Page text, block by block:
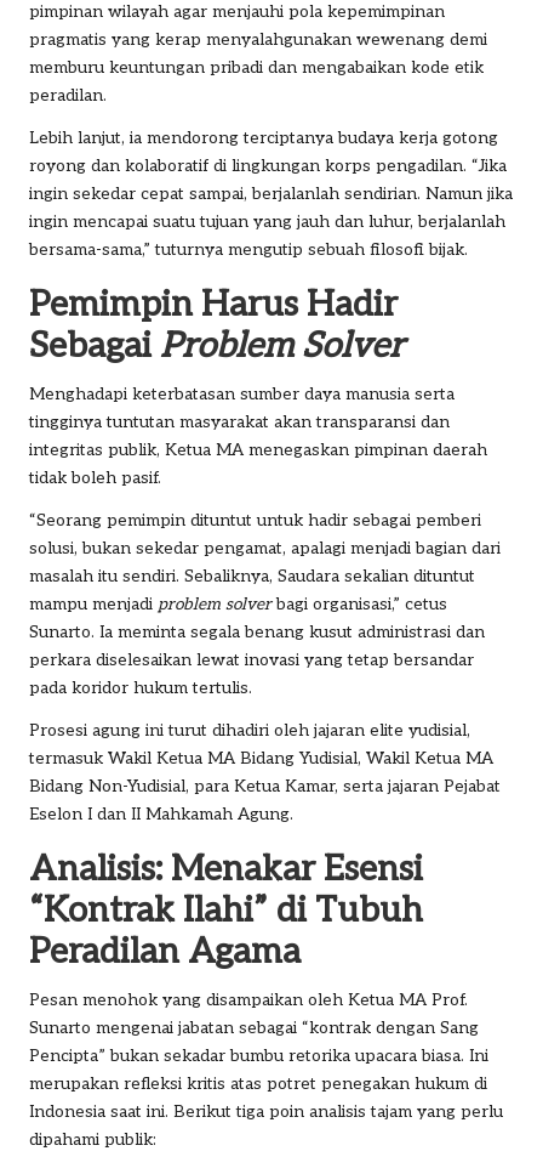
pimpinan wilayah agar menjauhi pola kepemimpinan
pragmatis yang kerap menyalahgunakan wewenang demi
memburu keuntungan pribadi dan mengabaikan kode etik
peradilan.
Lebih lanjut, ia mendorong terciptanya budaya kerja gotong
royong dan kolaboratif di lingkungan korps pengadilan. “Jika
ingin sekedar cepat sampai, berjalanlah sendirian. Namun jika
ingin mencapai suatu tujuan yang jauh dan luhur, berjalanlah
bersama-sama,” tuturnya mengutip sebuah filosofi bijak.
Pemimpin Harus Hadir
Sebagai Problem Solver
Menghadapi keterbatasan sumber daya manusia serta
tingginya tuntutan masyarakat akan transparansi dan
integritas publik, Ketua MA menegaskan pimpinan daerah
tidak boleh pasif.
“Seorang pemimpin dituntut untuk hadir sebagai pemberi
solusi, bukan sekedar pengamat, apalagi menjadi bagian dari
masalah itu sendiri. Sebaliknya, Saudara sekalian dituntut
mampu menjadi problem solverbagi organisasi,” cetus
Sunarto. Ia meminta segala benang kusut administrasi dan
perkara diselesaikan lewat inovasi yang tetap bersandar
pada koridor hukum tertulis.
Prosesi agung ini turut dihadiri oleh jajaran elite yudisial,
termasuk Wakil Ketua MA Bidang Yudisial, Wakil Ketua MA
Bidang Non-Yudisial, para Ketua Kamar, serta jajaran Pejabat
Eselon I dan II Mahkamah Agung.
Analisis: Menakar Esensi
“Kontrak Ilahi” di Tubuh
Peradilan Agama
Pesan menohok yang disampaikan oleh Ketua MA Prof.
Sunarto mengenai jabatan sebagai “kontrak dengan Sang
Pencipta” bukan sekadar bumbu retorika upacara biasa. Ini
merupakan refleksi kritis atas potret penegakan hukum di
Indonesia saat ini. Berikut tiga poin analisis tajam yang perlu
dipahami publik: